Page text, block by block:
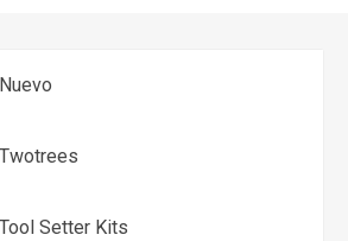
Nuevo
Twotrees
Tool Setter Kits